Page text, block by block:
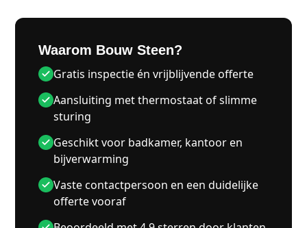
Waarom Bouw Steen?
Gratis inspectie én vrijblijvende offerte
Aansluiting met thermostaat of slimme
sturing
Geschikt voor badkamer, kantoor en
bijverwarming
Vaste contactpersoon en een duidelijke
offerte vooraf